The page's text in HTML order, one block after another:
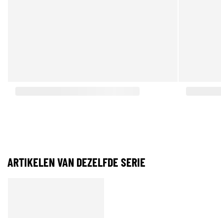
ARTIKELEN VAN DEZELFDE SERIE